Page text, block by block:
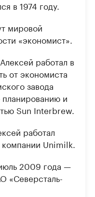
в 1974 году.
мировой
«экономист».
работал в
от экономиста
завода
и
Sun Interbrew.
работал
Unimilk.
2009 года —
«Северсталь-